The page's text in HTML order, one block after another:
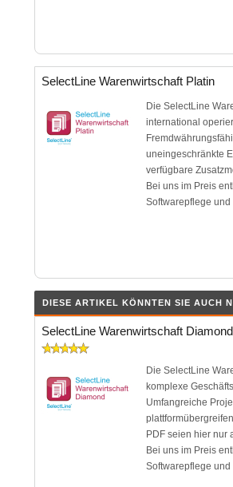
SelectLine Warenwirtschaft Platin
Die SelectLine
international
uneingeschränkte
verfügbare
Bei uns im Preis
Softwarepflege
DIESE ARTIKEL KÖNNTEN SIE AUCH
SelectLine Warenwirtschaft Diamond
Die SelectLine
komplexe
Umfangreiche
PDF seien hier nur
Bei uns im Preis
Softwarepflege